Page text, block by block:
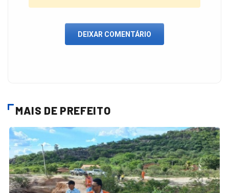
DEIXAR COMENTÁRIO
MAIS DE PREFEITO